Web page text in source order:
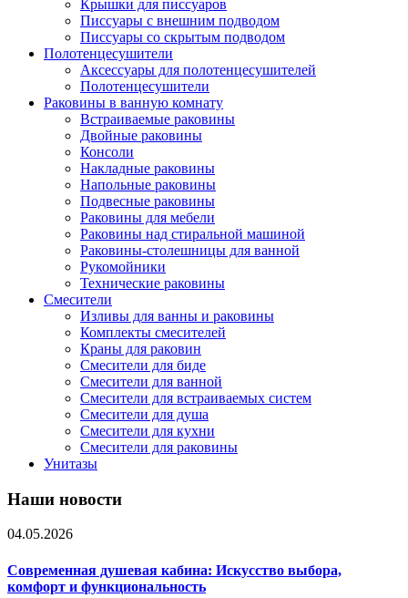
Крышки для писсуаров
Писсуары с внешним подводом
Писсуары со скрытым подводом
Полотенцесушители
Аксессуары для полотенцесушителей
Полотенцесушители
Раковины в ванную комнату
Встраиваемые раковины
Двойные раковины
Консоли
Накладные раковины
Напольные раковины
Подвесные раковины
Раковины для мебели
Раковины над стиральной машиной
Раковины-столешницы для ванной
Рукомойники
Технические раковины
Смесители
Изливы для ванны и раковины
Комплекты смесителей
Краны для раковин
Смесители для биде
Смесители для ванной
Смесители для встраиваемых систем
Смесители для душа
Смесители для кухни
Смесители для раковины
Унитазы
Наши новости
04.05.2026
Современная душевая кабина: Искусство выбора,
комфорт и функциональность